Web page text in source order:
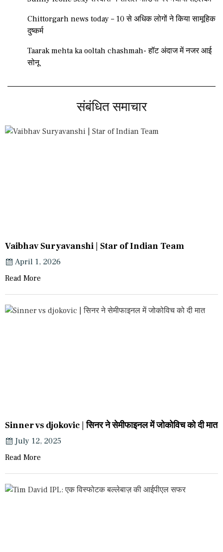
Chittorgarh news today – 10 से अधिक लोगों ने किया सामूहिक
दुष्कर्म
Taarak mehta ka ooltah chashmah- हॉट अंदाज में नजर आई
सोनू
संबंधित समाचार
Vaibhav Suryavanshi | Star of Indian Team
April 1, 2026
Read More
Sinner vs djokovic | सिनर ने सेमीफाइनल में जोकोविच को दी मात
July 12, 2025
Read More